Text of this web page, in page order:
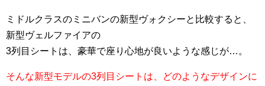
ミドルクラスのミニバンの新型ヴォクシーと比較すると、
新型ヴェルファイアの
3列目シートは、豪華で座り心地が良いような感じが…。
そんな新型モデルの3列目シートは、どのようなデザインに